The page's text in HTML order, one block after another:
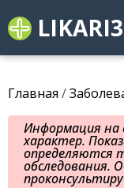
Главная /
Информация на
характер.
определяются
обследования.